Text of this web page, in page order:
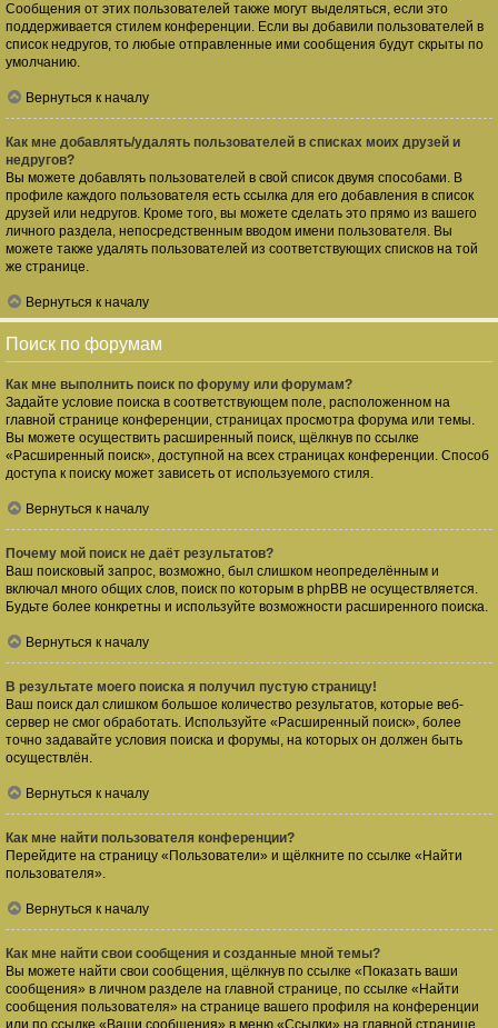
Сообщения от этих пользователей также могут выделяться, если это
поддерживается стилем конференции. Если вы добавили пользователей в
список недругов, то любые отправленные ими сообщения будут скрыты по
умолчанию.
Вернуться к началу
Как мне добавлять/удалять пользователей в списках моих друзей и
недругов?
Вы можете добавлять пользователей в свой список двумя способами. В
профиле каждого пользователя есть ссылка для его добавления в список
друзей или недругов. Кроме того, вы можете сделать это прямо из вашего
личного раздела, непосредственным вводом имени пользователя. Вы
можете также удалять пользователей из соответствующих списков на той
же странице.
Вернуться к началу
Поиск по форумам
Как мне выполнить поиск по форуму или форумам?
Задайте условие поиска в соответствующем поле, расположенном на
главной странице конференции, страницах просмотра форума или темы.
Вы можете осуществить расширенный поиск, щёлкнув по ссылке
«Расширенный поиск», доступной на всех страницах конференции. Способ
доступа к поиску может зависеть от используемого стиля.
Вернуться к началу
Почему мой поиск не даёт результатов?
Ваш поисковый запрос, возможно, был слишком неопределённым и
включал много общих слов, поиск по которым в phpBB не осуществляется.
Будьте более конкретны и используйте возможности расширенного поиска.
Вернуться к началу
В результате моего поиска я получил пустую страницу!
Ваш поиск дал слишком большое количество результатов, которые веб-
сервер не смог обработать. Используйте «Расширенный поиск», более
точно задавайте условия поиска и форумы, на которых он должен быть
осуществлён.
Вернуться к началу
Как мне найти пользователя конференции?
Перейдите на страницу «Пользователи» и щёлкните по ссылке «Найти
пользователя».
Вернуться к началу
Как мне найти свои сообщения и созданные мной темы?
Вы можете найти свои сообщения, щёлкнув по ссылке «Показать ваши
сообщения» в личном разделе на главной странице, по ссылке «Найти
сообщения пользователя» на странице вашего профиля на конференции
или по ссылке «Ваши сообщения» в меню «Ссылки» на главной странице.